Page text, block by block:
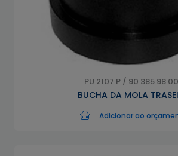
PU 2107 P / 90 385 98
BUCHA DA MOLA
Adicionar ao